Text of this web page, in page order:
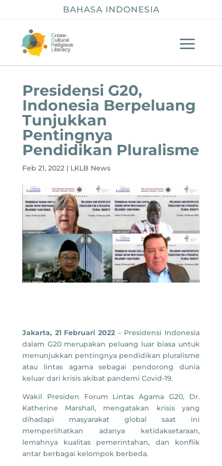
BAHASA INDONESIA
Presidensi G20,
Indonesia Berpeluang
Tunjukkan
Pentingnya
Pendidikan Pluralisme
Feb 21, 2022| LKLB News
Jakarta, 21 Februari 2022 – Presidensi Indonesia
dalam G20 merupakan peluang luar biasa untuk
menunjukkan pentingnya pendidikan pluralisme
atau lintas agama sebagai pendorong dunia
keluar dari krisis akibat pandemi Covid-19.
Wakil Presiden Forum Lintas Agama G20, Dr.
Katherine Marshall, mengatakan krisis yang
dihadapi masyarakat global saat ini
memperlihatkan adanya ketidaksetaraan,
lemahnya kualitas pemerintahan, dan konflik
antar berbagai kelompok berbeda.